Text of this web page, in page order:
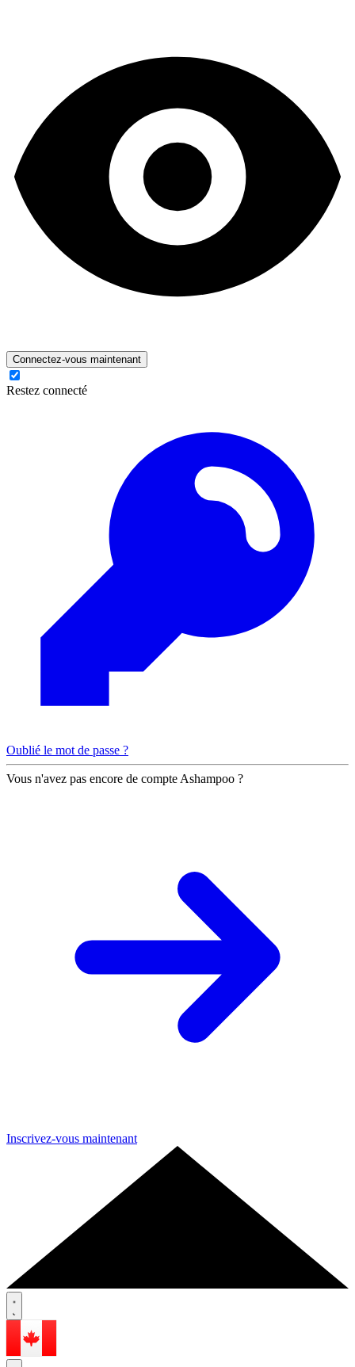
Connectez-vous maintenant
Restez connecté
Oublié le mot de passe ?
Vous n'avez pas encore de compte Ashampoo ?
Inscrivez-vous maintenant